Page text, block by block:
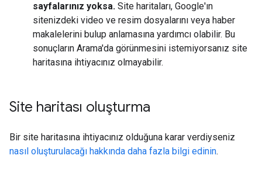
sayfalarınız yoksa. Site haritaları, Google'ın
sitenizdeki video ve resim dosyalarını veya haber
makalelerini bulup anlamasına yardımcı olabilir. Bu
sonuçların Arama'da görünmesini istemiyorsanız site
haritasına ihtiyacınız olmayabilir.
Site haritası oluşturma
Bir site haritasına ihtiyacınız olduğuna karar verdiyseniz
nasıl oluşturulacağı hakkında daha fazla bilgi edinin.